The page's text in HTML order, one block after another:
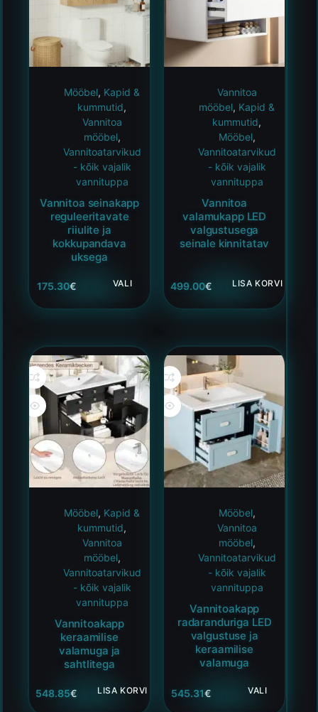
Mööbel, Kapid &
kummutid,
Vannitoa
mööbel,
Vannitoatarvikud
- kõik vajalik
vannituppa
Vannitoa seinakapp
reguleeritavate
riiulite ja
kokkupandava
uksega
175.30€ VALI
Vannitoa
mööbel, Kapid &
kummutid,
Mööbel,
Vannitoatarvikud
- kõik vajalik
vannituppa
Vannitoa
valamukapp LED
valgustusega
seinale kinnitatav
499.00€ LISA KORVI
Mööbel, Kapid &
kummutid,
Vannitoa
mööbel,
Vannitoatarvikud
- kõik vajalik
vannituppa
Vannitoakapp
keraamilise
valamuga ja
sahtlitega
548.85€ LISA KORVI
Mööbel,
Vannitoa
mööbel,
Vannitoatarvikud
- kõik vajalik
vannituppa
Vannitoakapp
radaranduriga LED
valgustuse ja
keraamilise
valamuga
545.31€ VALI